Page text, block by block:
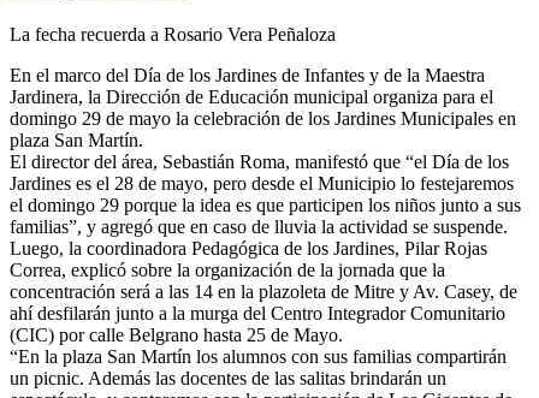
La fecha recuerda a Rosario Vera Peñaloza
En el marco del Día de los Jardines de Infantes y de la Maestra
Jardinera, la Dirección de Educación municipal organiza para el
domingo 29 de mayo la celebración de los Jardines Municipales en
plaza San Martín.
El director del área, Sebastián Roma, manifestó que “el Día de los
Jardines es el 28 de mayo, pero desde el Municipio lo festejaremos
el domingo 29 porque la idea es que participen los niños junto a sus
familias”, y agregó que en caso de lluvia la actividad se suspende.
Luego, la coordinadora Pedagógica de los Jardines, Pilar Rojas
Correa, explicó sobre la organización de la jornada que la
concentración será a las 14 en la plazoleta de Mitre y Av. Casey, de
ahí desfilarán junto a la murga del Centro Integrador Comunitario
(CIC) por calle Belgrano hasta 25 de Mayo.
“En la plaza San Martín los alumnos con sus familias compartirán
un picnic. Además las docentes de las salitas brindarán un